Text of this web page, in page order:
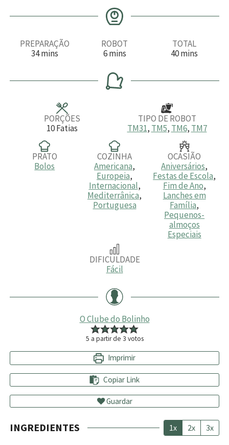
PREPARAÇÃO
34m
u
mins
ROBOT
6m
n
u
t
mins
TOTAL
40m
u
mins
PORÇÕES
10Fatias
TIPO DE ROBOT
TM31, TM5, TM6, TM7
PRATO
Bolos
COZINHA
Americana,
Europeia,
Internacional,
Mediterrânica,
Portuguesa
OCASIÃO
Aniversários,
Festas de Escola,
Fim de Ano,
Lanches em
Família,
Pequenos-
almoços
Especiais
DIFICULDADE
Fácil
O Clube do Bolinho
5 a partir de 3 votos
Imprimir
Copiar Link
Guardar
INGREDIENTES 1x 2x 3x